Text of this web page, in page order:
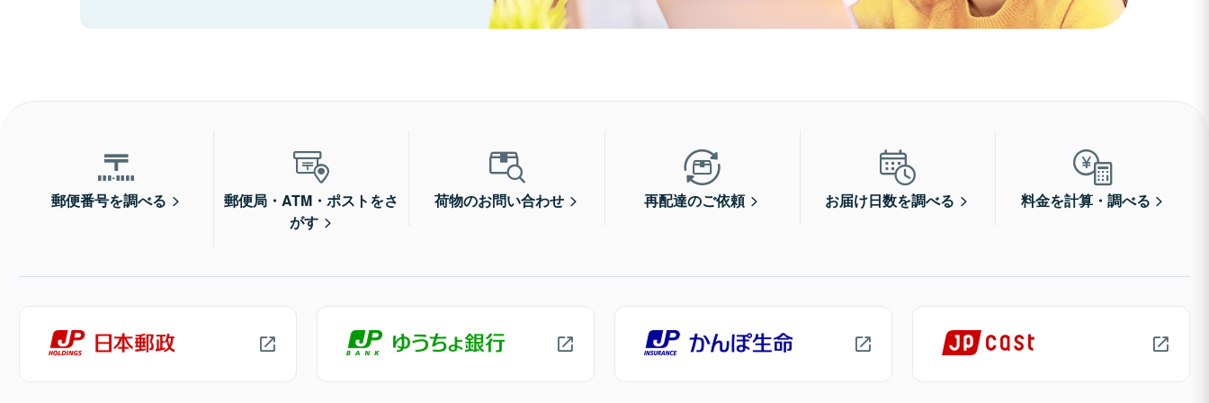
郵便番号を調べる
郵便局・ATM・ポストをさ
がす
荷物のお問い合わせ 再配達のご依頼 お届け日数を調べる 料金を計算・調べる